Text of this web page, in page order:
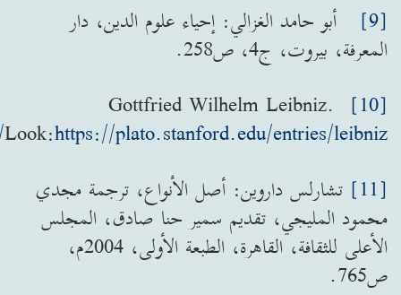
[9]
أبو حامد الغزالي: إحياء علوم الدين، دار
المعرفة، بيروت، ج4، ص258.
[10]
Gottfried Wilhelm Leibniz.
Look:https://plato.stanford.edu/entries/leibniz/
[11]
تشارلس داروين: أصل الأنواع، ترجمة مجدي
محمود المليجي، تقديم سمير حنا صادق، المجلس
الأعلى للثقافة، القاهرة، الطبعة الأولى، 2004م،
ص765.